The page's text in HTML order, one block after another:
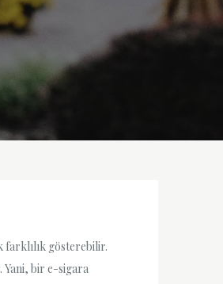
farklılık gösterebilir.
Yani, bir e-sigara